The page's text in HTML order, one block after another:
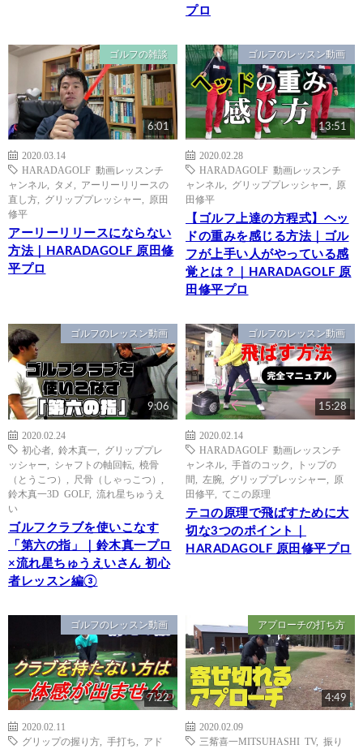
プロ
ゴルフの雑談
6:01
2020.03.14
HARADAGOLF 動画レッスンチ
ャンネル
タメ
アーリーリリースの
直し方
グリッププレッシャー
原田
修平
アーリーリリースにならない
方法｜HARADAGOLF 原田修
平プロ
ゴルフのレッスン動画
13:51
2020.02.28
HARADAGOLF 動画レッスンチ
ャンネル
グリッププレッシャー
原
田修平
【ゴルフ上達の方程式】ヘッ
ドの重みを感じる方法｜ゴル
フが上手い人がやっている感
覚とは？｜HARADAGOLF 原
田修平プロ
ゴルフのレッスン動画
9:06
2020.02.24
初心者
鈴木真一
グリッププレ
ッシャー
シャフトの軸回転
橈骨
（とうこつ）
尺骨（しゃっこつ）
鈴木真一3D GOLF, 流れ星ちゅうえ
い
ゴルフクラブを使いこなす
「第六の指」｜鈴木真一プロ
×流れ星ちゅうえいさん 初心
者レッスン編③
ゴルフのレッスン動画
15:28
2020.02.14
HARADAGOLF 動画レッスンチ
ャンネル
手首のコック
トップの
間
左腕 グリッププレッシャー
原
田修平
てこの原理
テコの原理で飛ばすために大
切な3つのポイント｜
HARADAGOLF 原田修平プロ
ゴルフのレッスン動画
7:22
2020.02.11
グリップの握り方
手打ち
アド
アプローチの打ち方
4:49
2020.02.09
三觜喜一MITSUHASHI TV, 振り